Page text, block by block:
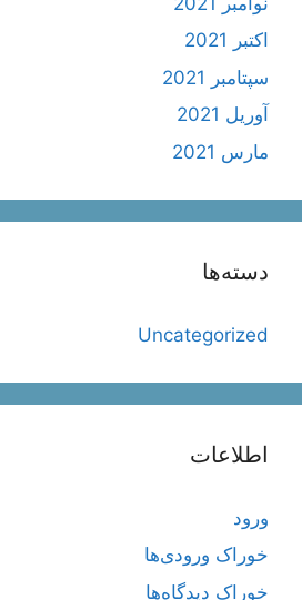
اکتبر 2021
سپتامبر 2021
آوریل 2021
مارس 2021
دسته‌ها
Uncategorized
اطلاعات
ورود
خوراک ورودی‌ها
خوراک دیدگاه‌ها